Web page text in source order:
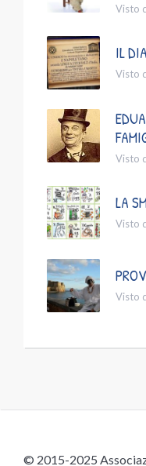
Visto
IL
Visto
Visto
LA
Visto
Visto
© 2015-2025